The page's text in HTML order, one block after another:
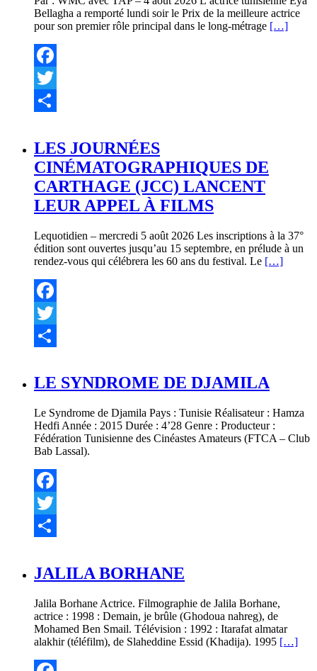
Bellagha a remporté lundi soir le Prix de la meilleure actrice
pour son premier rôle principal dans le long-métrage […]
Facebook
Twitter
LES JOURNÉES
CINÉMATOGRAPHIQUES DE
CARTHAGE (JCC) LANCENT
LEUR APPEL À FILMS
Lequotidien – mercredi 5 août 2026 Les inscriptions à la 37°
édition sont ouvertes jusqu’au 15 septembre, en prélude à un
rendez-vous qui célébrera les 60 ans du festival. Le […]
Facebook
Twitter
LE SYNDROME DE DJAMILA
Le Syndrome de Djamila Pays : Tunisie Réalisateur : Hamza
Hedfi Année : 2015 Durée : 4’28 Genre : Producteur :
Fédération Tunisienne des Cinéastes Amateurs (FTCA – Club
Bab Lassal).
Facebook
Twitter
JALILA BORHANE
Jalila Borhane Actrice. Filmographie de Jalila Borhane,
actrice : 1998 : Demain, je brûle (Ghodoua nahreg), de
Mohamed Ben Smail. Télévision : 1992 : Itarafat almatar
alakhir (téléfilm), de Slaheddine Essid (Khadija). 1995 […]